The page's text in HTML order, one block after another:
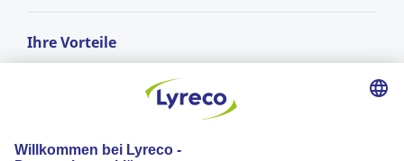
Ihre Vorteile
GRATIS LIEFERUNG
ab einem Bestellwert von CHF 50.-
Lieferung am nächsten Arbeitstag*